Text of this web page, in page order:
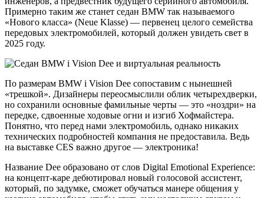
Примерно таким же станет седан BMW так называемого
«Нового класса» (Neue Klasse) — первенец целого семейства
передовых электромобилей, который должен увидеть свет в
2025 году.
По размерам BMW i Vision Dee сопоставим с нынешней
«трешкой». Дизайнеры переосмыслили облик четырехдверки,
но сохранили основные фамильные черты — это «ноздри» на
передке, сдвоенные ходовые огни и изгиб Хофмайстера.
Понятно, что перед нами электромобиль, однако никаких
технических подробностей компания не предоставила. Ведь
на выставке CES важно другое — электроника!
Название Dee образовано от слов Digital Emotional Experience:
на концепт-каре дебютировал новый голосовой ассистент,
который, по задумке, сможет обучаться манере общения у